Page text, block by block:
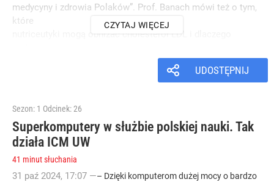
medycyny i zdrowia Polaków”. Prof. Banach mówi też o tym,
które
nutriceutyki mogą obniżać cholesterol LDL i dlaczego
minimum to 4 tysiące kroków, by zmniejszyć ryzyko zgonów
CZYTAJ WIĘCEJ
UDOSTĘPNIJ
Sezon: 1 Odcinek: 26
Superkomputery w służbie polskiej nauki. Tak
działa ICM UW
41 minut słuchania
31 paź 2024, 17:07 —– Dzięki komputerom dużej mocy o bardzo